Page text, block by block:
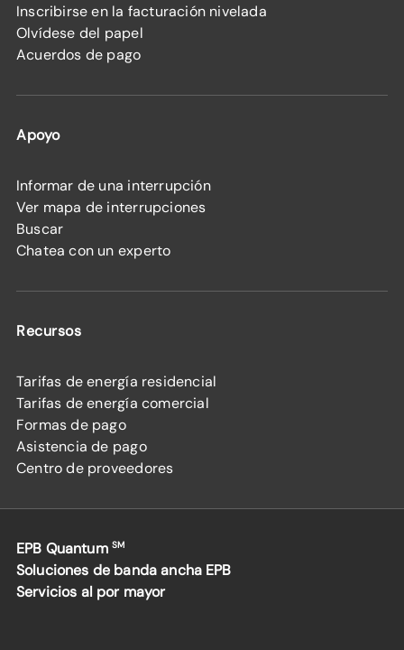
Inscribirse en la facturación nivelada
Olvídese del papel
Acuerdos de pago
Apoyo
Informar de una interrupción
Ver mapa de interrupciones
Buscar
Chatea con un experto
Recursos
Tarifas de energía residencial
Tarifas de energía comercial
Formas de pago
Asistencia de pago
Centro de proveedores
EPB Quantum SM
Soluciones de banda ancha EPB
Servicios al por mayor